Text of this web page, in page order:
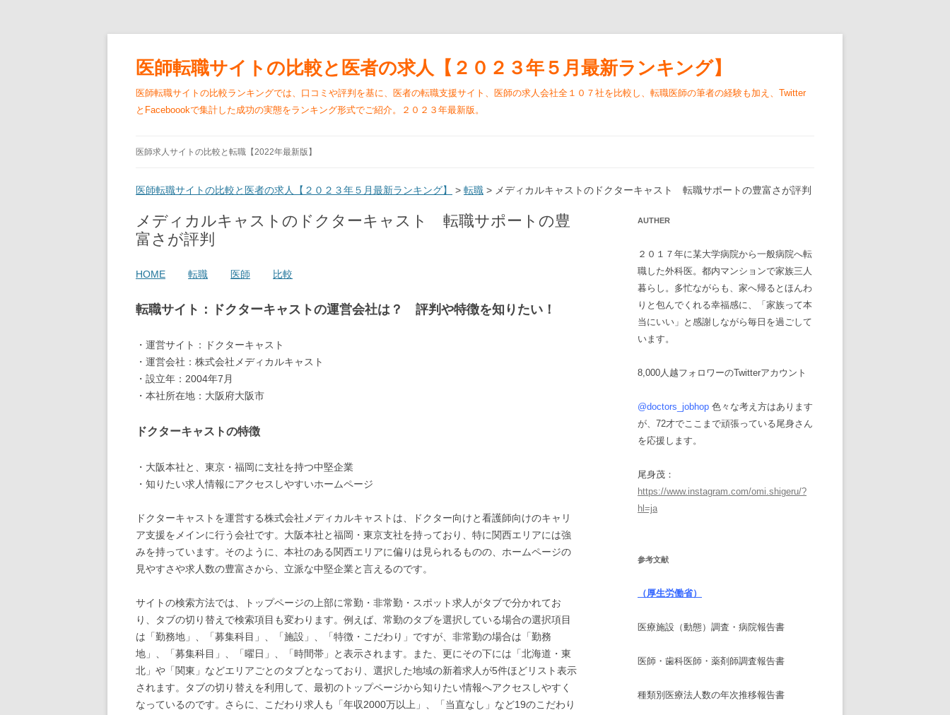
医師転職サイトの比較と医者の求人【２０２３年５月最新ランキング】
医師転職サイトの比較ランキングでは、口コミや評判を基に、医者の転職支援サイト、医師の求人会社全１０７社を比較し、転職医師の筆者の経験も加え、Twitter
とFaceboookで集計した成功の実態をランキング形式でご紹介。２０２３年最新版。
へ
ッ
プ
医師求人サイトの比較と転職【2022年最新版】
医師転職サイトの比較と医者の求人【２０２３年５月最新ランキング】 > 転職 > メディカルキャストのドクターキャスト 転職サポートの豊富さが評判
メディカルキャストのドクターキャスト 転職サポートの豊
富さが評判
HOME 転職 医師 比較
転職サイト：ドクターキャストの運営会社は？ 評判や特徴を知りたい！
・運営サイト：ドクターキャスト
・運営会社：株式会社メディカルキャスト
・設立年：2004年7月
・本社所在地：大阪府大阪市
ドクターキャストの特徴
・大阪本社と、東京・福岡に支社を持つ中堅企業
・知りたい求人情報にアクセスしやすいホームページ
ドクターキャストを運営する株式会社メディカルキャストは、ドクター向けと看護師向けのキャリ
ア支援をメインに行う会社です。大阪本社と福岡・東京支社を持っており、特に関西エリアには強
みを持っています。そのように、本社のある関西エリアに偏りは見られるものの、ホームページの
見やすさや求人数の豊富さから、立派な中堅企業と言えるのです。
サイトの検索方法では、トップページの上部に常勤・非常勤・スポット求人がタブで分かれてお
り、タブの切り替えで検索項目も変わります。例えば、常勤のタブを選択している場合の選択項目
は「勤務地」、「募集科目」、「施設」、「特徴・こだわり」ですが、非常勤の場合は「勤務
地」、「募集科目」、「曜日」、「時間帯」と表示されます。また、更にその下には「北海道・東
北」や「関東」などエリアごとのタブとなっており、選択した地域の新着求人が5件ほどリスト表示
されます。タブの切り替えを利用して、最初のトップページから知りたい情報へアクセスしやすく
なっているのです。さらに、こだわり求人も「年収2000万以上」、「当直なし」など19のこだわり
AUTHER
２０１７年に某大学病院から一般病院へ転
職した外科医。都内マンションで家族三人
暮らし。多忙ながらも、家へ帰るとほんわ
りと包んでくれる幸福感に、「家族って本
当にいい」と感謝しながら毎日を過ごして
います。
8,000人越フォロワーのTwitterアカウント
@doctors_jobhop 色々な考え方はあります
が、72才でここまで頑張っている尾身さん
を応援します。
尾身茂：
https://www.instagram.com/omi.shigeru/?
hl=ja
参考文献
（厚生労働省）
医療施設（動態）調査・病院報告書
医師・歯科医師・薬剤師調査報告書
種類別医療法人数の年次推移報告書